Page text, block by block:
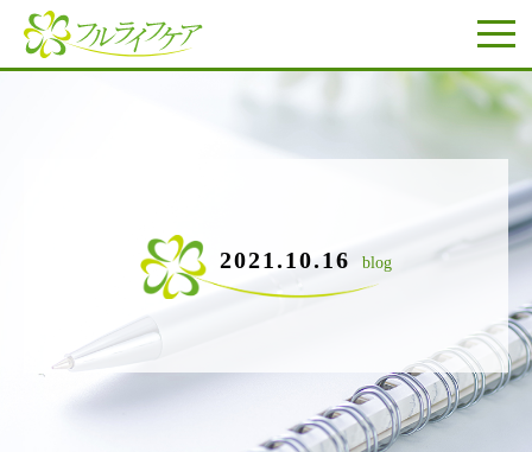
2021.10.16 blog